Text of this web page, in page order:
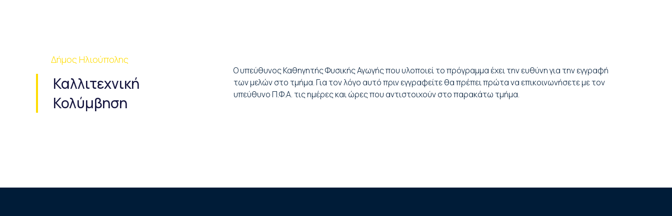
Δήμος Ηλιούπολης
Καλλιτεχνική
Κολύμβηση
Ο υπεύθυνος Καθηγητής Φυσικής Αγωγής που υλοποιεί το πρόγραμμα έχει την ευθύνη για την εγγραφή
των μελών στο τμήμα. Για τον λόγο αυτό πριν εγγραφείτε θα πρέπει πρώτα να επικοινωνήσετε με τον
υπεύθυνο Π.Φ.Α. τις ημέρες και ώρες που αντιστοιχούν στο παρακάτω τμήμα.